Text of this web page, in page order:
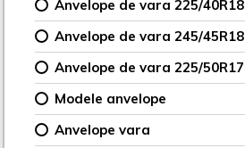
Anvelope de vara 225/40R18
Anvelope de vara 245/45R18
Anvelope de vara 225/50R17
Modele anvelope
Anvelope vara